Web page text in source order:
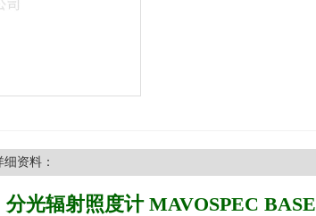
细资料：
分光辐射照度计MAVOSPEC BASE